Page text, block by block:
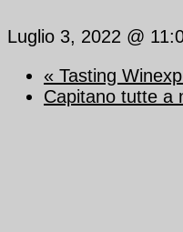
Luglio 3, 2022 @
« Tasting
Capitano tutte a